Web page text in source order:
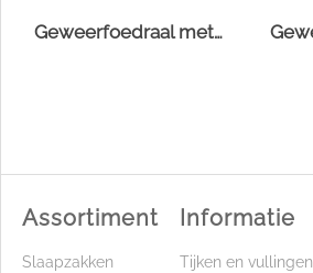
Geweerfoedraal met voorvak hoog
Assortiment
Slaapzakken
Informatie
Tijken en vullingen